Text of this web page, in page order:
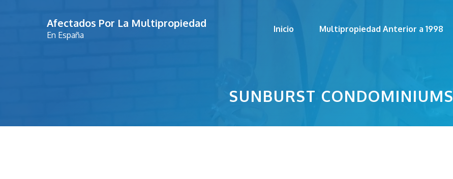
Afectados Por La Multipropiedad
En España
Inicio Multipropiedad Anterior a 1998
SUNBURST CONDOMINIUMS